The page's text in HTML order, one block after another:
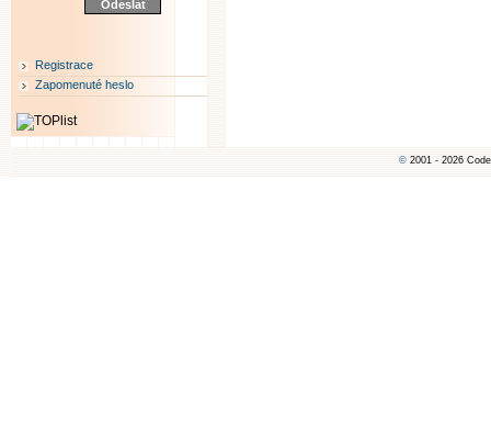
Registrace
Zapomenuté heslo
© 2001 - 2026